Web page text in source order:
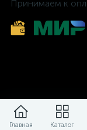
Главная Каталог
Принимаем к